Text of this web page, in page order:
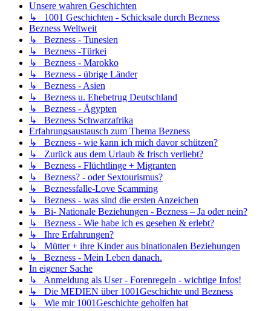
Unsere wahren Geschichten
↳ 1001 Geschichten - Schicksale durch Bezness
Bezness Weltweit
↳ Bezness - Tunesien
↳ Bezness -Türkei
↳ Bezness - Marokko
↳ Bezness - übrige Länder
↳ Bezness - Asien
↳ Bezness u. Ehebetrug Deutschland
↳ Bezness - Ägypten
↳ Bezness Schwarzafrika
Erfahrungsaustausch zum Thema Bezness
↳ Bezness - wie kann ich mich davor schützen?
↳ Zurück aus dem Urlaub & frisch verliebt?
↳ Bezness - Flüchtlinge + Migranten
↳ Bezness? - oder Sextourismus?
↳ Beznessfalle-Love Scamming
↳ Bezness - was sind die ersten Anzeichen
↳ Bi- Nationale Beziehungen - Bezness – Ja oder nein?
↳ Bezness - Wie habe ich es gesehen & erlebt?
↳ Ihre Erfahrungen?
↳ Mütter + ihre Kinder aus binationalen Beziehungen
↳ Bezness - Mein Leben danach.
In eigener Sache
↳ Anmeldung als User - Forenregeln - wichtige Infos!
↳ Die MEDIEN über 1001Geschichte und Bezness
↳ Wie mir 1001Geschichte geholfen hat